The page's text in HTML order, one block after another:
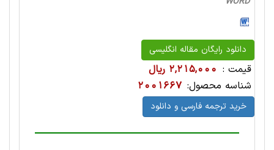
دانلود رایگان مقاله انگلیسی
قیمت : 2,215,000 ریال
شناسه محصول: 2001667
خرید ترجمه فارسی و دانلود